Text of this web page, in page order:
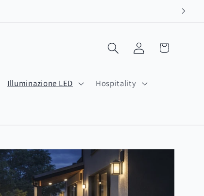
Illuminazione LED Hospitality
Accedi Carrello